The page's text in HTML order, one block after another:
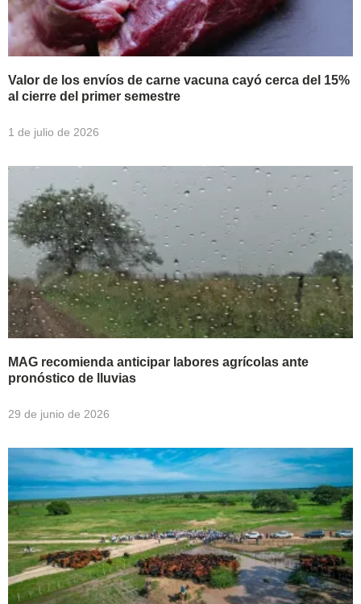
Valor de los envíos de carne vacuna cayó cerca del 15%
al cierre del primer semestre
1 de julio de 2026
MAG recomienda anticipar labores agrícolas ante
pronóstico de lluvias
29 de junio de 2026